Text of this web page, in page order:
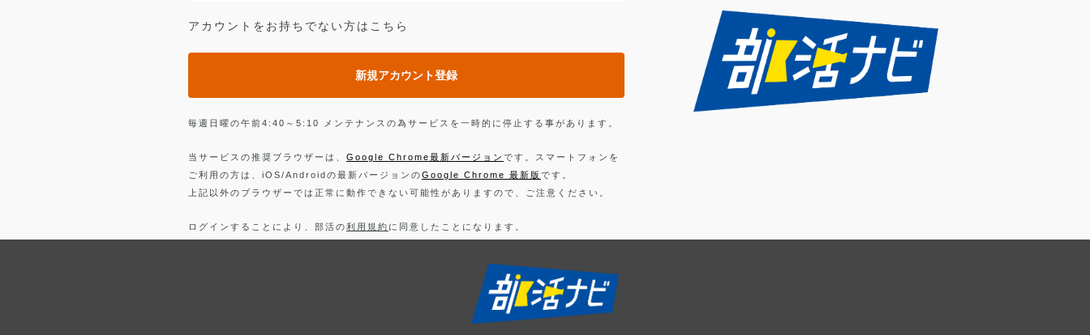
アカウントをお持ちでない方はこちら
新規アカウント登録
毎週日曜の午前4:40～5:10 メンテナンスの為サービスを一時的に停止する事があります。
当サービスの推奨ブラウザーは、 Google Chrome最新バージョン です。スマートフォンを
ご利用の方は、iOS/Androidの最新バージョンのGoogle Chrome 最新版 です。
上記以外のブラウザーでは正常に動作できない可能性がありますので、ご注意ください。
ログインすることにより、部活の利用規約 に同意したことになります。